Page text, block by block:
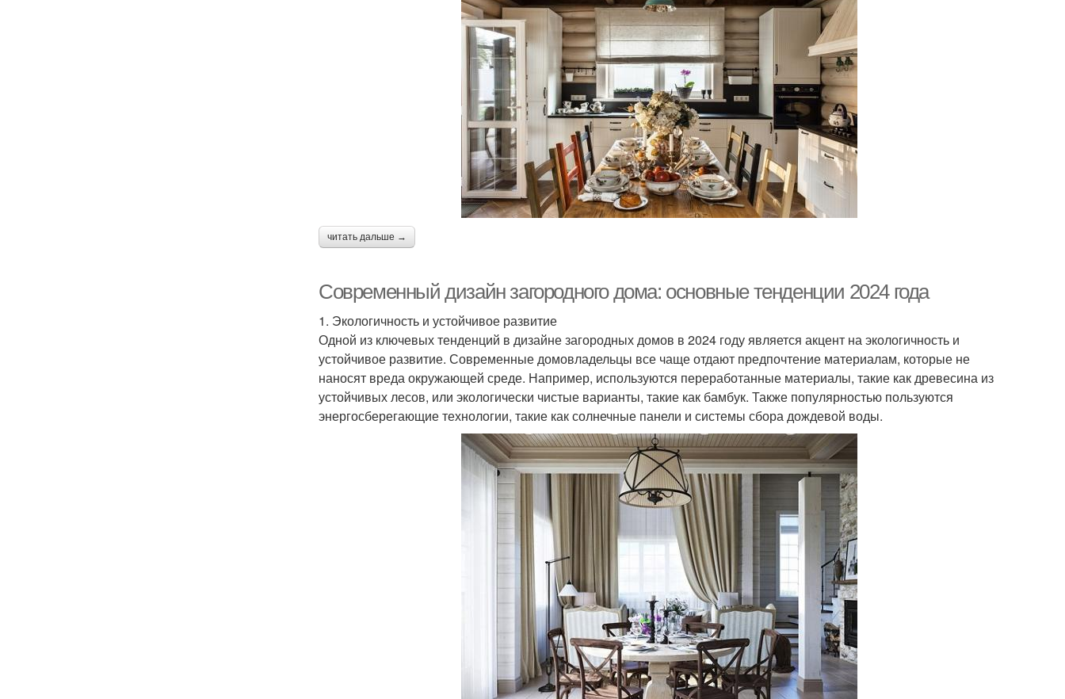
читать дальше →
Современный дизайн загородного дома: основные тенденции 2024 года
1. Экологичность и устойчивое развитие
Одной из ключевых тенденций в дизайне загородных домов в 2024 году является акцент на экологичность и
устойчивое развитие. Современные домовладельцы все чаще отдают предпочтение материалам, которые не
наносят вреда окружающей среде. Например, используются переработанные материалы, такие как древесина из
устойчивых лесов, или экологически чистые варианты, такие как бамбук. Также популярностью пользуются
энергосберегающие технологии, такие как солнечные панели и системы сбора дождевой воды.